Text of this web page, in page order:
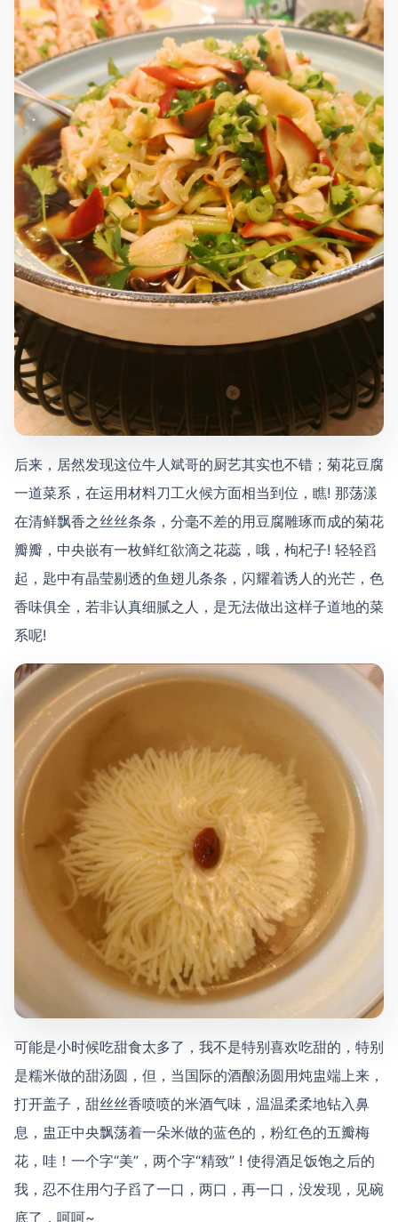
后来，居然发现这位牛人斌哥的厨艺其实也不错；菊花豆腐
一道菜系，在运用材料刀工火候方面相当到位，瞧! 那荡漾
在清鲜飘香之丝丝条条，分毫不差的用豆腐雕琢而成的菊花
瓣瓣，中央嵌有一枚鲜红欲滴之花蕊，哦，枸杞子! 轻轻舀
起，匙中有晶莹剔透的鱼翅儿条条，闪耀着诱人的光芒，色
香味俱全，若非认真细腻之人，是无法做出这样子道地的菜
系呢!
可能是小时候吃甜食太多了，我不是特别喜欢吃甜的，特别
是糯米做的甜汤圆，但，当国际的酒酿汤圆用炖盅端上来，
打开盖子，甜丝丝香喷喷的米酒气味，温温柔柔地钻入鼻
息，盅正中央飘荡着一朵米做的蓝色的，粉红色的五瓣梅
花，哇！一个字“美”，两个字“精致” ! 使得酒足饭饱之后的
我，忍不住用勺子舀了一口，两口，再一口，没发现，见碗
底了，呵呵~